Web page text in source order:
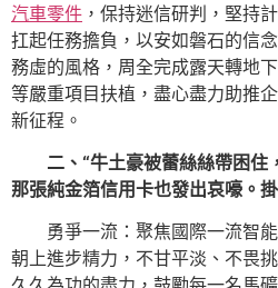
汽車零件 ，保持迷信研判，堅持
扛起任務擔負，以安如磐石的信
務虛的風格，周全完成露天轉地
等嚴重項目扶植，盡心盡力助推
新征程。
二、“牛土豪被蕾絲絲帶困
那張純金箔信用卡也發出哀嚎。
勇爭一流：聚焦國際一流智
朝上進步精力，不甘平淡、不畏